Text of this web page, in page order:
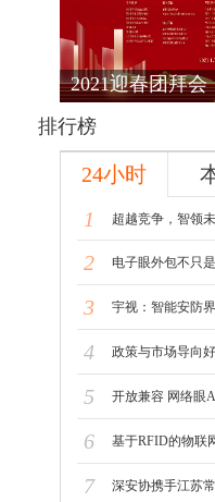
2020年安防届迎
排行榜
24小时
1
超越竞争，智领
2 电子眼外包不只
3 宇视：智能安防
4 政策与市场导向
5 开放兼容 网络眼
6 基于RFID的物联
7 深安协携手江苏